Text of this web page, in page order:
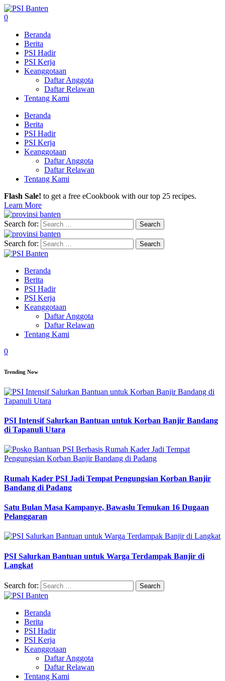
0
Beranda
Berita
PSI Hadir
PSI Kerja
Keanggotaan
Daftar Anggota
Daftar Relawan
Tentang Kami
Beranda
Berita
PSI Hadir
PSI Kerja
Keanggotaan
Daftar Anggota
Daftar Relawan
Tentang Kami
Flash Sale! to get a free eCookbook with our top 25 recipes.
Learn More
Search for:
Search for:
Beranda
Berita
PSI Hadir
PSI Kerja
Keanggotaan
Daftar Anggota
Daftar Relawan
Tentang Kami
0
Trending Now
PSI Intensif Salurkan Bantuan untuk Korban Banjir Bandang
di Tapanuli Utara
Rumah Kader PSI Jadi Tempat Pengungsian Korban Banjir
Bandang di Padang
Satu Bulan Masa Kampanye, Bawaslu Temukan 16 Dugaan
Pelanggaran
PSI Salurkan Bantuan untuk Warga Terdampak Banjir di
Langkat
Search for:
Beranda
Berita
PSI Hadir
PSI Kerja
Keanggotaan
Daftar Anggota
Daftar Relawan
Tentang Kami